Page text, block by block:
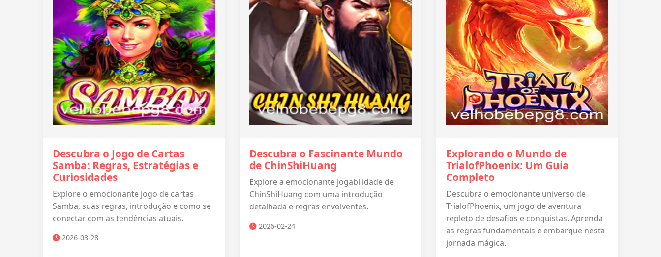
Descubra o Jogo de Cartas
Samba: Regras, Estratégias e
Curiosidades
Explore o emocionante jogo de cartas
Samba, suas regras, introdução e como se
conectar com as tendências atuais.
2026-03-28
Descubra o Fascinante Mundo
de ChinShiHuang
Explore a emocionante jogabilidade de
ChinShiHuang com uma introdução
detalhada e regras envolventes.
2026-02-24
Explorando o Mundo de
TrialofPhoenix: Um Guia
Completo
Descubra o emocionante universo de
TrialofPhoenix, um jogo de aventura
repleto de desafios e conquistas. Aprenda
as regras fundamentais e embarque nesta
jornada mágica.